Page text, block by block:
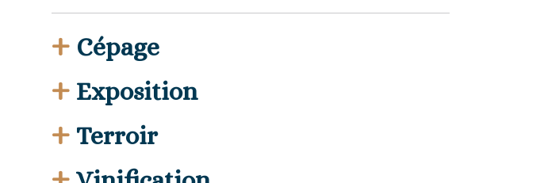
+ Cépage
+ Exposition
+ Terroir